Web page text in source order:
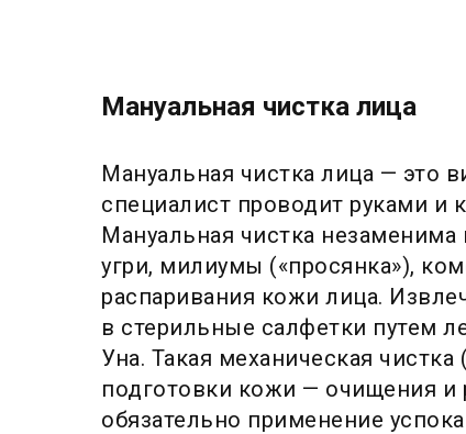
Мануальная чистка лица
Мануальная чистка лица — это
специалист проводит руками и
Мануальная чистка
угри, милиумы («просянка»),
распаривания кожи лица.
в стерильные салфетки путем
Уна. Такая механическая
подготовки кожи — очищения и
обязательно применение